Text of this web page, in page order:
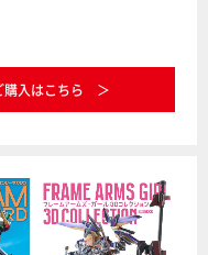
購入はこちら